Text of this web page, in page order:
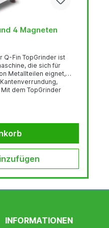
4 Magneten
Q-Fin TopGrinder ist
die sich für
Metallteilen eignet,
dem TopGrinder
Maschine
Grate leicht
zu polieren. Der
INFORMATIONEN